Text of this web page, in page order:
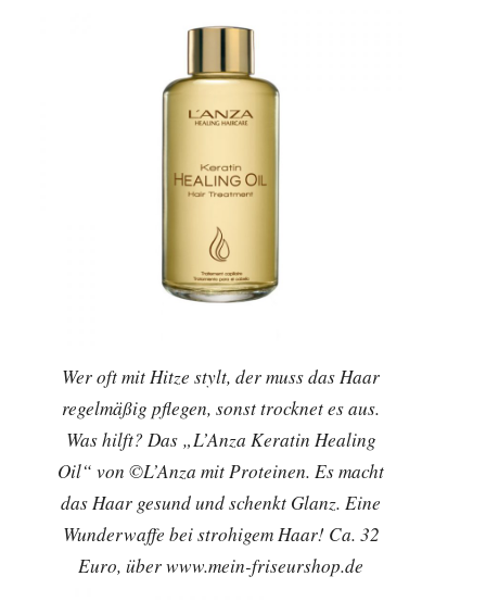
Wer oft mit Hitze stylt, der muss das Haar
regelmäßig pflegen, sonst trocknet es aus.
Was hilft? Das „L’Anza Keratin Healing
Oil“ von ©L’Anza mit Proteinen. Es macht
das Haar gesund und schenkt Glanz. Eine
Wunderwaffe bei strohigem Haar! Ca. 32
Euro, über www.mein-friseurshop.de